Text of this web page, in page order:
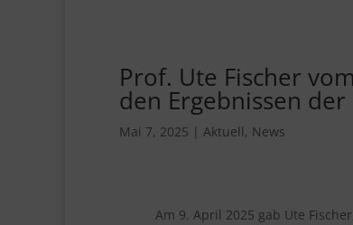
Prof. Ute Fischer
den Ergebnissen
Mai 7, 2025 | Aktuell, News
Am 9. April 2025 gab Ute